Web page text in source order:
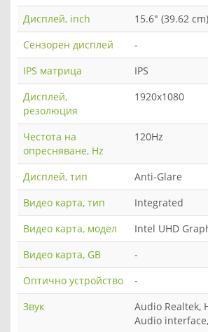
Дисплей, inch
15.6" (39.62
Сензорен дисплей
-
IPS матрица
IPS
Дисплей,
резолюция
1920x1080
Честота на
опресняване, Hz
120Hz
Дисплей, тип
Anti-Glare
Видео карта, тип
Integrated
Видео карта, модел
Intel UHD
Видео карта, GB
-
Оптично устройство
-
Звук
Audio Realtek,
Audio